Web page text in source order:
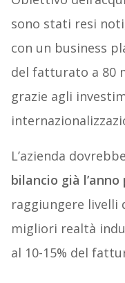
sono stati resi
con un business
del fatturato a 80
grazie agli
L’azienda dovrebbe
bilancio già l’anno
raggiungere livelli
migliori realtà
al 10-15% del